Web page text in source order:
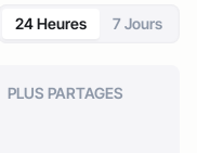
24 Heures 7 Jours
PLUS PARTAGES